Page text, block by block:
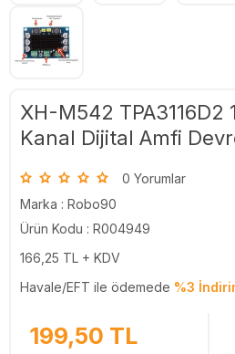
XH-M542 TPA3116D2
Kanal Dijital Amfi
0 Yorumlar
Marka : Robo90
Ürün Kodu : R004949
166,25 TL + KDV
Havale/EFT ile ödemede %3
199,50 TL